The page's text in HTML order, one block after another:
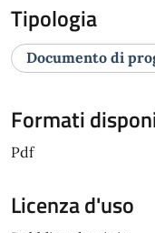
Tipologia
Documento di
Formati
Pdf
Licenza d'uso